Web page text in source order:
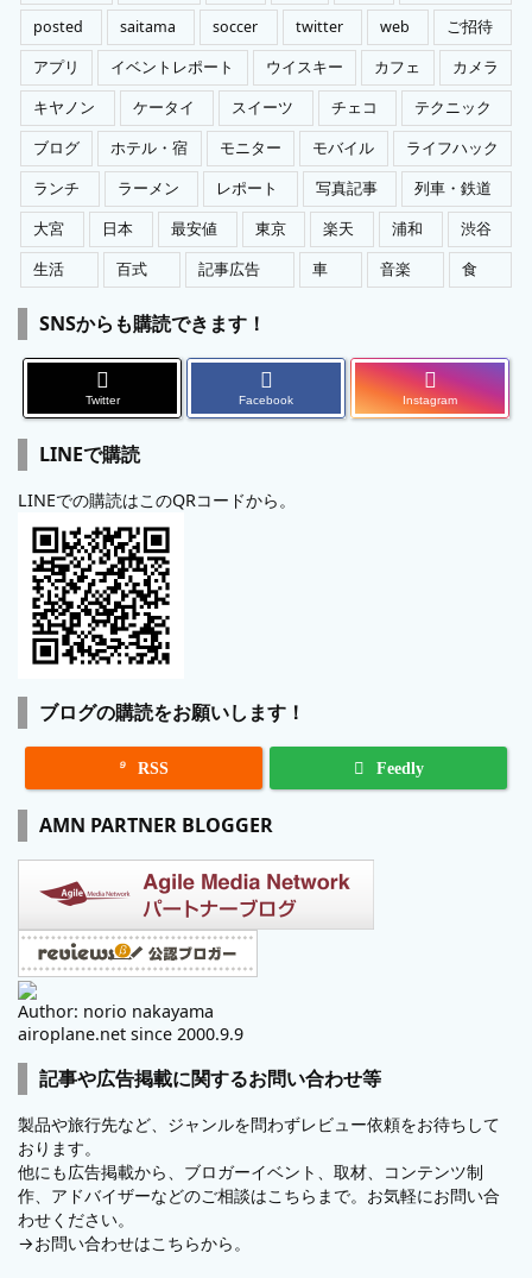
posted
saitama soccer twitter web
ご招待
アプリ
イベントレポート ウイスキー カフェ
カメラ
キヤノン
ケータイ スイーツ チェコ
テクニック
ブログ
ホテル・宿 モニター モバイル
ライフハック
ランチ
ラーメン レポート 写真記事
列車・鉄道
大宮
日本 最安値 東京 楽天 浦和
渋谷
生活
百式 記事広告 車 音楽 食
SNSからも購読できます！
Twitter Facebook Instagram
LINEで購読
LINEでの購読はこのQRコードから。
ブログの購読をお願いします！
 RSS Feedly
AMN PARTNER BLOGGER
Author: norio nakayama
airoplane.net since 2000.9.9
記事や広告掲載に関するお問い合わせ等
製品や旅行先など、ジャンルを問わずレビュー依頼をお待ちして
おります。
他にも広告掲載から、ブロガーイベント、取材、コンテンツ制
作、アドバイザーなどのご相談はこちらまで。お気軽にお問い合
わせください。
→お問い合わせはこちらから。